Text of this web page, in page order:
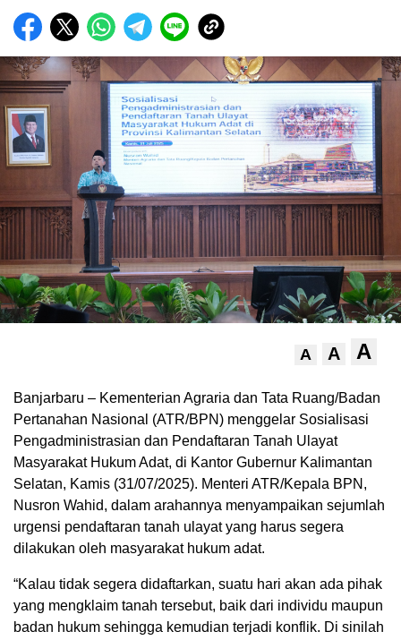
A A A
Banjarbaru – Kementerian Agraria dan Tata Ruang/Badan
Pertanahan Nasional (ATR/BPN) menggelar Sosialisasi
Pengadministrasian dan Pendaftaran Tanah Ulayat
Masyarakat Hukum Adat, di Kantor Gubernur Kalimantan
Selatan, Kamis (31/07/2025). Menteri ATR/Kepala BPN,
Nusron Wahid, dalam arahannya menyampaikan sejumlah
urgensi pendaftaran tanah ulayat yang harus segera
dilakukan oleh masyarakat hukum adat.
“Kalau tidak segera didaftarkan, suatu hari akan ada pihak
yang mengklaim tanah tersebut, baik dari individu maupun
badan hukum sehingga kemudian terjadi konflik. Di sinilah